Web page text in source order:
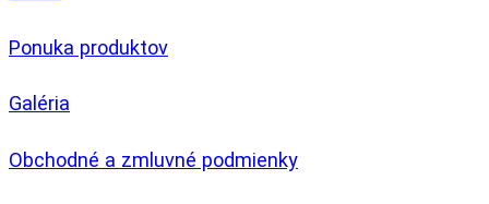
Ponuka produktov
Galéria
Obchodné a zmluvné podmienky